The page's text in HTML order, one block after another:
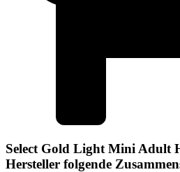
Select Gold Light Mini Adult
Hersteller folgende